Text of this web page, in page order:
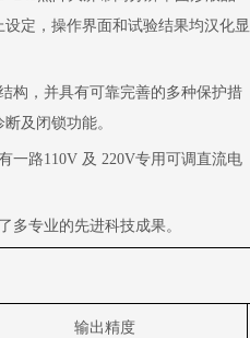
定，操作界面和试验结果均汉化显
构，并具有可靠完善的多种保护措
及闭锁功能。
一路110V 及 220V专用可调直流电
多专业的先进科技成果。
输出精度